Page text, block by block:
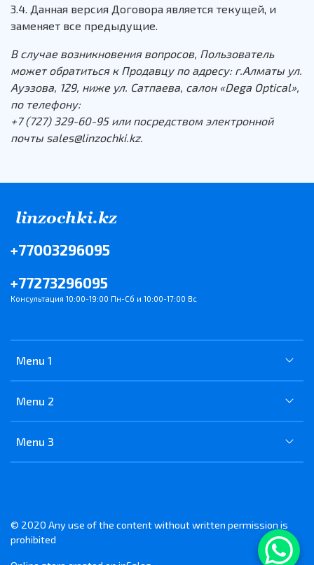
3.4. Данная версия Договора является текущей, и
заменяет все предыдущие.
В случае возникновения вопросов, Пользователь
может обратиться к Продавцу по адресу: г.Алматы ул.
Ауэзова, 129, ниже ул. Сатпаева, салон «Dega Optical»,
по телефону:
+7 (727) 329-60-95 или посредством электронной
почты sales@linzochki.kz.
Menu 1
Menu 2
Menu 3
+77003296095
+77273296095
Консультация 10:00-19:00 Пн-Сб и 10:00-17:00 Вс
© 2020 Any use of the content without written permission is
prohibited